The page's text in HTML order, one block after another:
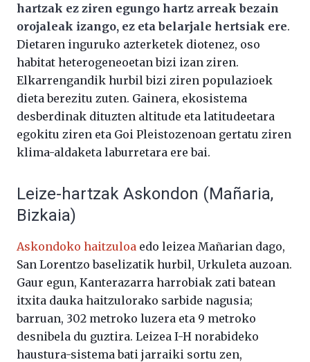
hartzak ez ziren egungo hartz arreak bezain
orojaleak izango, ez eta belarjale hertsiak ere.
Dietaren inguruko azterketek diotenez, oso
habitat heterogeneoetan bizi izan ziren.
Elkarrengandik hurbil bizi ziren populazioek
dieta berezitu zuten. Gainera, ekosistema
desberdinak dituzten altitude eta latitudeetara
egokitu ziren eta Goi Pleistozenoan gertatu ziren
klima-aldaketa laburretara ere bai.
Leize-hartzak Askondon (Mañaria,
Bizkaia)
Askondoko haitzuloa edo leizea Mañarian dago,
San Lorentzo baselizatik hurbil, Urkuleta auzoan.
Gaur egun, Kanterazarra harrobiak zati batean
itxita dauka haitzulorako sarbide nagusia;
barruan, 302 metroko luzera eta 9 metroko
desnibela du guztira. Leizea I-H norabideko
haustura-sistema bati jarraiki sortu zen,